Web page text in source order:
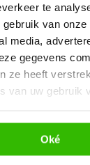
te
van
media,
gegevens
ze heeft
van uw gebruik
Oké